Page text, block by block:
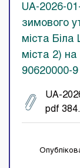
UA-2026-
зимового
міста
міста 2)
90620000-9
UA-
pdf